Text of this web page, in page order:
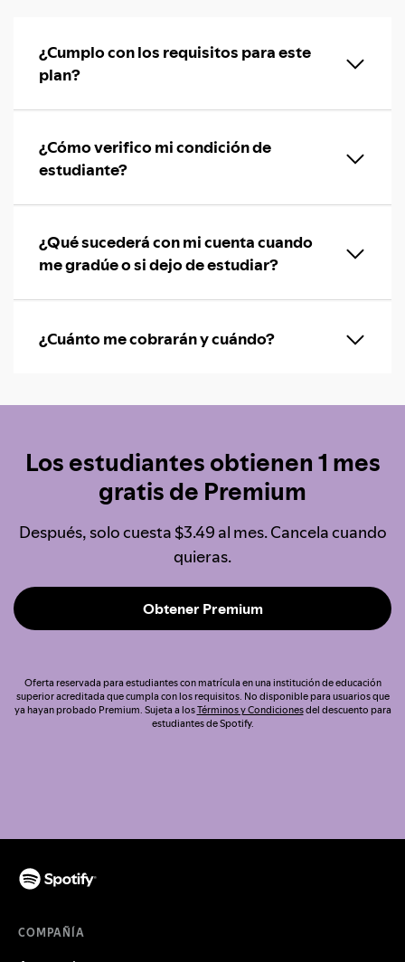
¿Cumplo con los requisitos para este
plan?
¿Cómo verifico mi condición de
estudiante?
¿Qué sucederá con mi cuenta cuando
me gradúe o si dejo de estudiar?
¿Cuánto me cobrarán y cuándo?
Los estudiantes obtienen 1 mes
gratis de Premium
Después, solo cuesta $3.49 al mes. Cancela cuando
quieras.
Obtener Premium
Oferta reservada para estudiantes con matrícula en una institución de educación
superior acreditada que cumpla con los requisitos. No disponible para usuarios que
ya hayan probado Premium. Sujeta a losTérminos y Condicionesdel descuento para
estudiantes de Spotify.
COMPAÑÍA